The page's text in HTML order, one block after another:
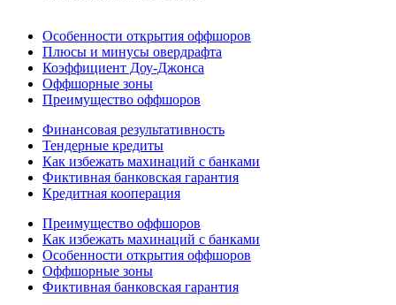
Особенности открытия оффшоров
Плюсы и минусы овердрафта
Коэффициент Доу-Джонса
Оффшорные зоны
Преимущество оффшоров
Финансовая результативность
Тендерные кредиты
Как избежать махинаций с банками
Фиктивная банковская гарантия
Кредитная кооперация
Преимущество оффшоров
Как избежать махинаций с банками
Особенности открытия оффшоров
Оффшорные зоны
Фиктивная банковская гарантия